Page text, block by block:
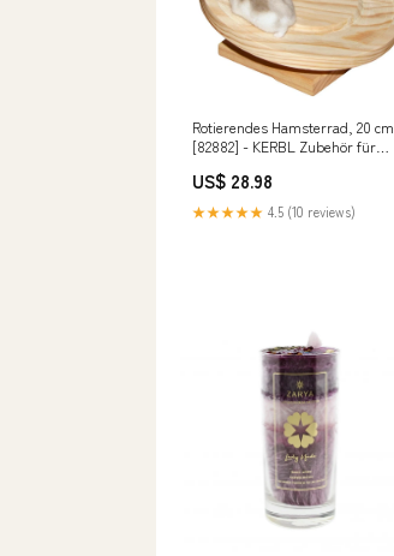
Rotierendes Hamsterrad, 20 cm
[82882] - KERBL Zubehör für
US$ 28.98
★★★★★ 4.5 (10 reviews)